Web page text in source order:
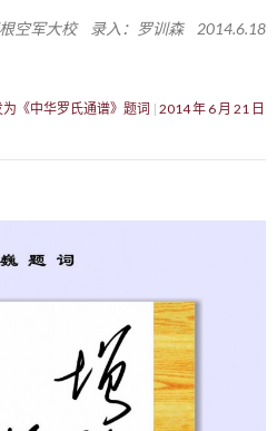
根空军大校 录入：罗训森 2014.6.18
《中华罗氏通谱》题词 2014 年 6 月 21 日